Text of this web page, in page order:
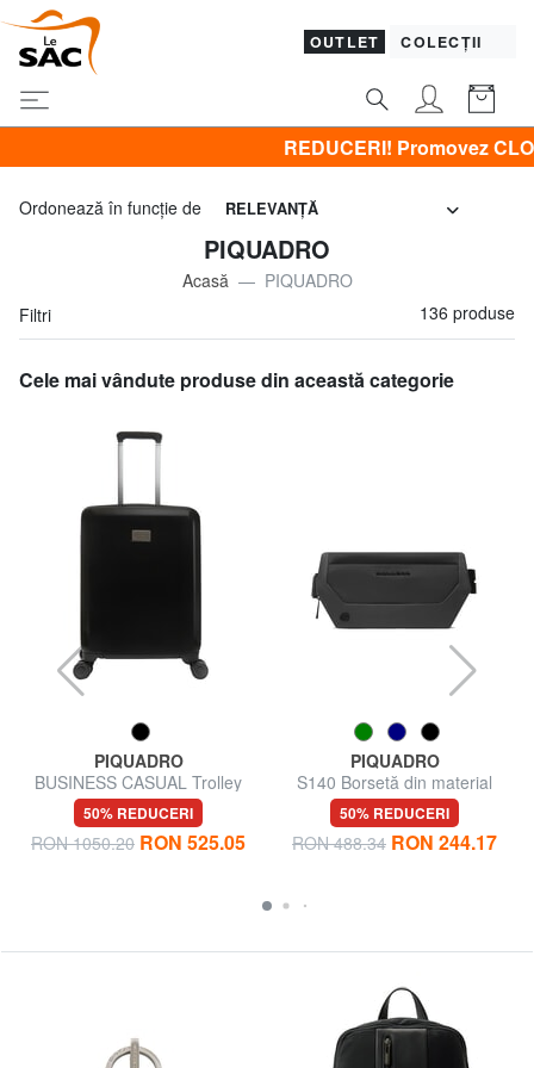
OUTLET COLECȚII
REDUCERI! Promovez CLOTHING all -50% &
Ordonează în funcţie de RELEVANŢĂ
PIQUADRO
Acasă
PIQUADRO
Filtri
136 produse
Cele mai vândute produse din această categorie
PIQUADRO
BUSINESS CASUAL Trolley
Bagaj de mână
50% REDUCERI
RON 1050.20 RON 525.05
PIQUADRO
S140 Borsetă din material
reciclat
50% REDUCERI
RON 488.34 RON 244.17